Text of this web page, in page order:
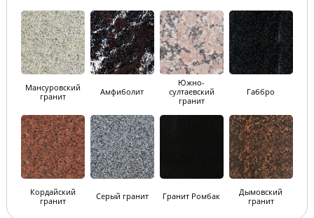
Мансуровский
гранит
Амфиболит
Южно-
султаевский
гранит
Габбро
Кордайский
гранит
Серый гранит Гранит Ромбак
Дымовский
гранит